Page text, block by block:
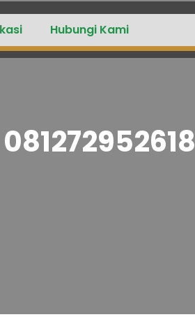
Hubungi Kami